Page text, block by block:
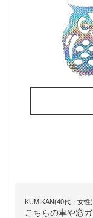
KUMIKAN(40代・女性)
こちらの車や窓